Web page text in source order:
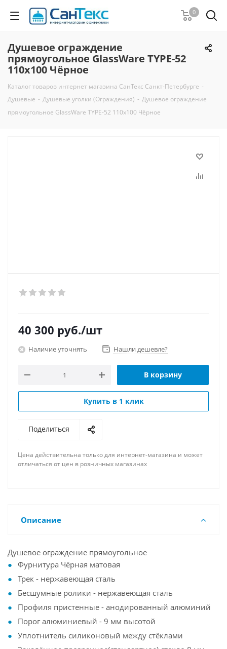
0
Душевое ограждение
прямоугольное GlassWare TYPE-52
110x100 Чёрное
Каталог товаров интернет магазина СанТекс Санкт-Петербурге -
Душевые - Душевые уголки (Ограждения) - Душевое ограждение
прямоугольное GlassWare TYPE-52 110x100 Чёрное
40 300 руб./шт
Наличие уточнять Нашли дешевле?
В корзину
Купить в 1 клик
Поделиться
Цена действительна только для интернет-магазина и может
отличаться от цен в розничных магазинах
Описание
Душевое ограждение прямоугольное
Фурнитура Чёрная матовая
Трек - нержавеющая сталь
Бесшумные ролики - нержавеющая сталь
Профиля пристенные - анодированный алюминий
Порог алюминиевый - 9 мм высотой
Уплотнитель силиконовый между стёклами